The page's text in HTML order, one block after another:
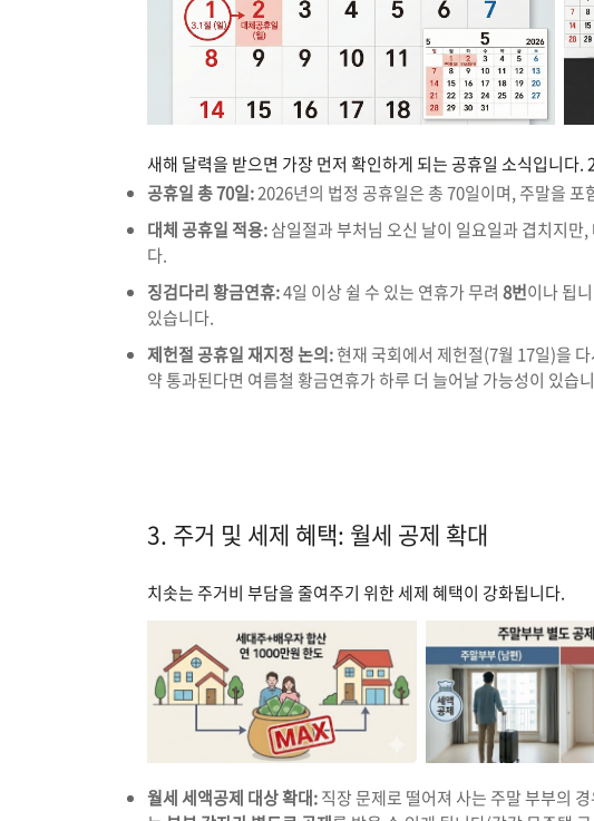
새해 달력을 받으면 가장 먼저 확인하게 되는 공휴일 소식입니다
공휴일 총 70일:2026년의 법정 공휴일은 총 70일이며, 주말을 포
대체 공휴일 적용:삼일절과 부처님 오신 날이 일요일과 겹치지만
다.
징검다리 황금연휴:4일 이상 쉴 수 있는 연휴가 무려 8번이나 됩
있습니다.
제헌절 공휴일 재지정 논의:현재 국회에서 제헌절(7월 17일)을
약 통과된다면 여름철 황금연휴가 하루 더 늘어날 가능성이 있습
3. 주거 및 세제 혜택: 월세 공제 확대
치솟는 주거비 부담을 줄여주기 위한 세제 혜택이 강화됩니다.
월세 세액공제 대상 확대:직장 문제로 떨어져 사는 주말 부부의